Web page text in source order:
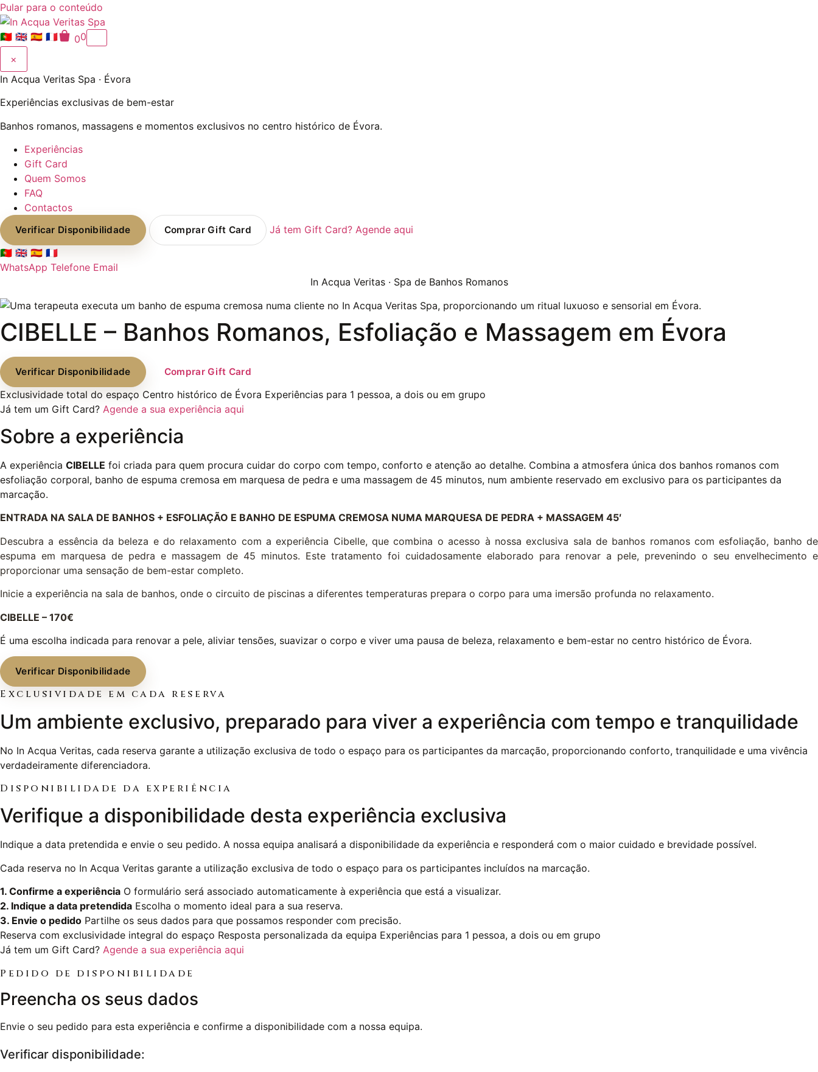
Pular para o conteúdo
🇵🇹 🇬🇧 🇪🇸 🇫🇷 00
×
In Acqua Veritas Spa · Évora
Experiências exclusivas de bem-estar
Banhos romanos, massagens e momentos exclusivos no centro histórico de Évora.
Experiências
Gift Card
Quem Somos
FAQ
Contactos
Verificar Disponibilidade Comprar Gift Card
Já tem Gift Card? Agende aqui
🇵🇹 🇬🇧 🇪🇸 🇫🇷
WhatsApp Telefone Email
In Acqua Veritas · Spa de Banhos Romanos
CIBELLE – Banhos Romanos, Esfoliação e Massagem em Évora
Verificar Disponibilidade Comprar Gift Card
Exclusividade total do espaço Centro histórico de Évora Experiências para 1 pessoa, a dois ou em grupo
Já tem um Gift Card? Agende a sua experiência aqui
Sobre a experiência
A experiência CIBELLE foi criada para quem procura cuidar do corpo com tempo, conforto e atenção ao detalhe. Combina a atmosfera única dos banhos romanos com
esfoliação corporal, banho de espuma cremosa em marquesa de pedra e uma massagem de 45 minutos, num ambiente reservado em exclusivo para os participantes da
marcação.
ENTRADA NA SALA DE BANHOS + ESFOLIAÇÃO E BANHO DE ESPUMA CREMOSA NUMA MARQUESA DE PEDRA + MASSAGEM 45′
Descubra a essência da beleza e do relaxamento com a experiência Cibelle, que combina o acesso à nossa exclusiva sala de banhos romanos com esfoliação, banho de
espuma em marquesa de pedra e massagem de 45 minutos. Este tratamento foi cuidadosamente elaborado para renovar a pele, prevenindo o seu envelhecimento e
proporcionar uma sensação de bem-estar completo.
Inicie a experiência na sala de banhos, onde o circuito de piscinas a diferentes temperaturas prepara o corpo para uma imersão profunda no relaxamento.
CIBELLE – 170€
É uma escolha indicada para renovar a pele, aliviar tensões, suavizar o corpo e viver uma pausa de beleza, relaxamento e bem-estar no centro histórico de Évora.
Verificar Disponibilidade
Exclusividade em cada reserva
Um ambiente exclusivo, preparado para viver a experiência com tempo e tranquilidade
No In Acqua Veritas, cada reserva garante a utilização exclusiva de todo o espaço para os participantes da marcação, proporcionando conforto, tranquilidade e uma vivência
verdadeiramente diferenciadora.
Disponibilidade da experiência
Verifique a disponibilidade desta experiência exclusiva
Indique a data pretendida e envie o seu pedido. A nossa equipa analisará a disponibilidade da experiência e responderá com o maior cuidado e brevidade possível.
Cada reserva no In Acqua Veritas garante a utilização exclusiva de todo o espaço para os participantes incluídos na marcação.
1. Confirme a experiência O formulário será associado automaticamente à experiência que está a visualizar.
2. Indique a data pretendida Escolha o momento ideal para a sua reserva.
3. Envie o pedido Partilhe os seus dados para que possamos responder com precisão.
Reserva com exclusividade integral do espaço Resposta personalizada da equipa Experiências para 1 pessoa, a dois ou em grupo
Já tem um Gift Card? Agende a sua experiência aqui
Pedido de disponibilidade
Preencha os seus dados
Envie o seu pedido para esta experiência e confirme a disponibilidade com a nossa equipa.
Verificar disponibilidade: